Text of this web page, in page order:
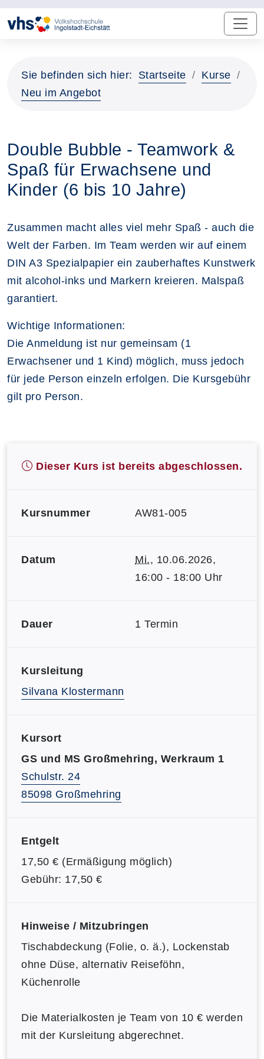
Sie befinden sich hier: Startseite
Kurse
Neu im Angebot
Double Bubble - Teamwork &
Spaß für Erwachsene und
Kinder (6 bis 10 Jahre)
Zusammen macht alles viel mehr Spaß - auch die
Welt der Farben. Im Team werden wir auf einem
DIN A3 Spezialpapier ein zauberhaftes Kunstwerk
mit alcohol-inks und Markern kreieren. Malspaß
garantiert.
Wichtige Informationen:
Die Anmeldung ist nur gemeinsam (1
Erwachsener und 1 Kind) möglich, muss jedoch
für jede Person einzeln erfolgen. Die Kursgebühr
gilt pro Person.
Dieser Kurs ist bereits abgeschlossen.
Kursnummer AW81-005
Datum Mi., 10.06.2026,
16:00 - 18:00 Uhr
Dauer 1 Termin
Kursleitung
Silvana Klostermann
Kursort
GS und MS Großmehring, Werkraum 1
Schulstr. 24
85098 Großmehring
Entgelt
17,50 € (Ermäßigung möglich)
Gebühr: 17,50 €
Hinweise / Mitzubringen
Tischabdeckung (Folie, o. ä.), Lockenstab
ohne Düse, alternativ Reiseföhn,
Küchenrolle
Die Materialkosten je Team von 10 € werden
mit der Kursleitung abgerechnet.